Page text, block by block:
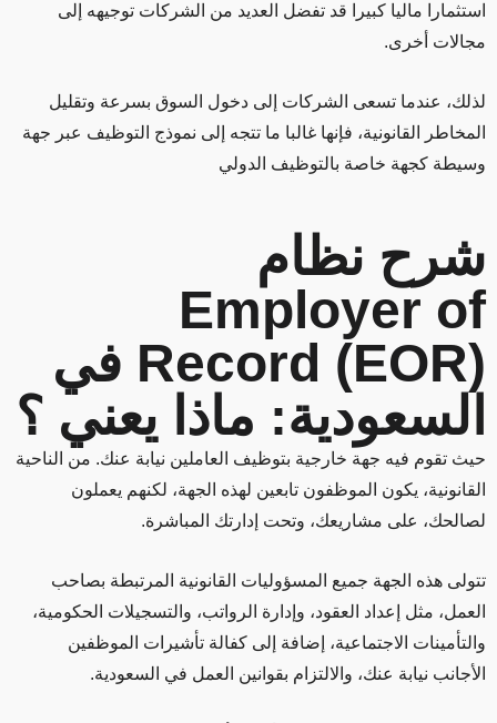
استثمارا ماليا كبيرا قد تفضل العديد من الشركات توجيهه إلى
مجالات أخرى.
لذلك، عندما تسعى الشركات إلى دخول السوق بسرعة وتقليل
المخاطر القانونية، فإنها غالبا ما تتجه إلى نموذج التوظيف عبر جهة
وسيطة كجهة خاصة بالتوظيف الدولي
شرح نظام
Employer of
Record (EOR) في
السعودية: ماذا يعني ؟
حيث تقوم فيه جهة خارجية بتوظيف العاملين نيابة عنك. من الناحية
القانونية، يكون الموظفون تابعين لهذه الجهة، لكنهم يعملون
لصالحك، على مشاريعك، وتحت إدارتك المباشرة.
تتولى هذه الجهة جميع المسؤوليات القانونية المرتبطة بصاحب
العمل، مثل إعداد العقود، وإدارة الرواتب، والتسجيلات الحكومية،
والتأمينات الاجتماعية، إضافة إلى كفالة تأشيرات الموظفين
الأجانب نيابة عنك، والالتزام بقوانين العمل في السعودية.